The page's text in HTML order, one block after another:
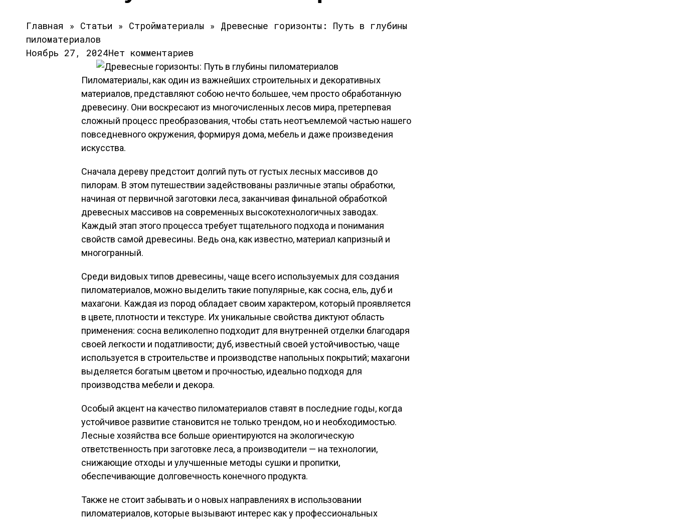
Главная » Статьи » Стройматериалы » Древесные горизонты: Путь в глубины
пиломатериалов
Ноябрь 27, 2024Нет комментариев
Пиломатериалы, как один из важнейших строительных и декоративных
материалов, представляют собою нечто большее, чем просто обработанную
древесину. Они воскресают из многочисленных лесов мира, претерпевая
сложный процесс преобразования, чтобы стать неотъемлемой частью нашего
повседневного окружения, формируя дома, мебель и даже произведения
искусства.
Сначала дереву предстоит долгий путь от густых лесных массивов до
пилорам. В этом путешествии задействованы различные этапы обработки,
начиная от первичной заготовки леса, заканчивая финальной обработкой
древесных массивов на современных высокотехнологичных заводах.
Каждый этап этого процесса требует тщательного подхода и понимания
свойств самой древесины. Ведь она, как известно, материал капризный и
многогранный.
Среди видовых типов древесины, чаще всего используемых для создания
пиломатериалов, можно выделить такие популярные, как сосна, ель, дуб и
махагони. Каждая из пород обладает своим характером, который проявляется
в цвете, плотности и текстуре. Их уникальные свойства диктуют область
применения: сосна великолепно подходит для внутренней отделки благодаря
своей легкости и податливости; дуб, известный своей устойчивостью, чаще
используется в строительстве и производстве напольных покрытий; махагони
выделяется богатым цветом и прочностью, идеально подходя для
производства мебели и декора.
Особый акцент на качество пиломатериалов ставят в последние годы, когда
устойчивое развитие становится не только трендом, но и необходимостью.
Лесные хозяйства все больше ориентируются на экологическую
ответственность при заготовке леса, а производители — на технологии,
снижающие отходы и улучшенные методы сушки и пропитки,
обеспечивающие долговечность конечного продукта.
Также не стоит забывать и о новых направлениях в использовании
пиломатериалов, которые вызывают интерес как у профессиональных